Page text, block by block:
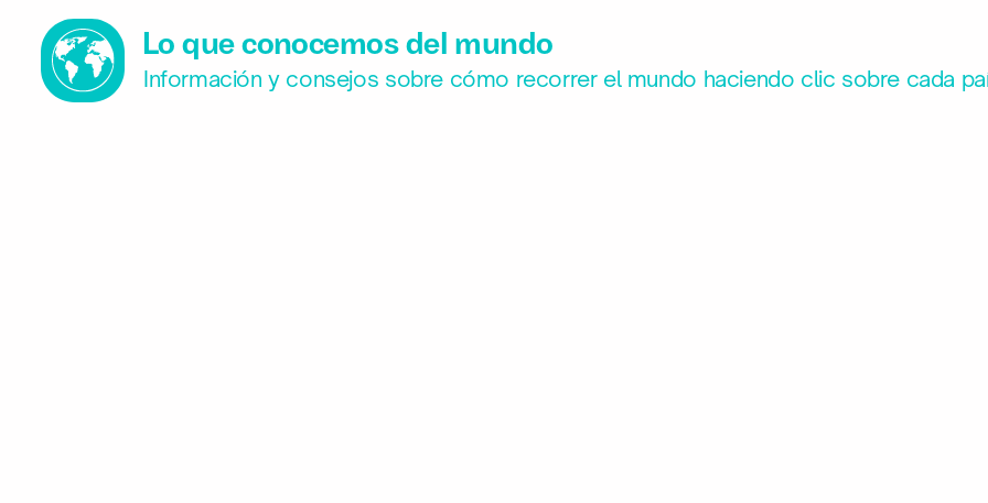
Lo que conocemos del mundo
Información y consejos sobre cómo recorrer el mundo haciendo clic sobre cada